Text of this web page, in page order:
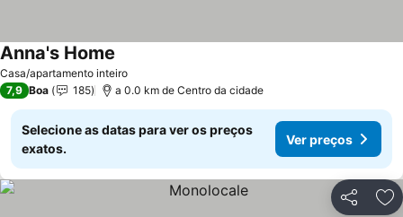
Casa/apartamento inteiro
Anna's Home
7,9 Boa 185 a 0.0 km de Centro da cidade
Selecione as datas para ver os preços
exatos.
Ver preços
Partilhar